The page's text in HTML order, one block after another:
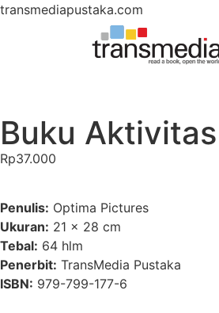
transmediapustaka.com
Buku
Rp37.000
Penulis: Optima Pictures
Ukuran: 21 x 28 cm
Tebal: 64 hlm
Penerbit: TransMedia Pustaka
ISBN: 979-799-177-6